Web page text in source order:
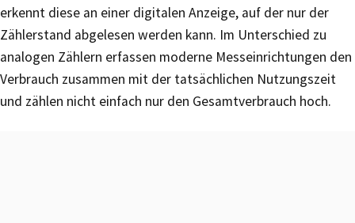
erkennt diese an einer digitalen Anzeige, auf der nur der
Zählerstand abgelesen werden kann. Im Unterschied zu
analogen Zählern erfassen moderne Messeinrichtungen den
Verbrauch zusammen mit der tatsächlichen Nutzungszeit
und zählen nicht einfach nur den Gesamtverbrauch hoch.